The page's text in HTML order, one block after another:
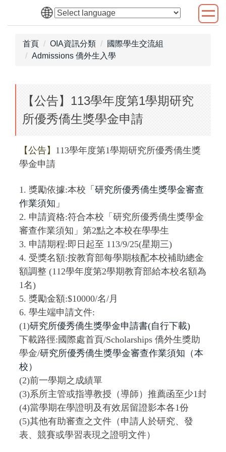
首頁 OIA資訊分類
國際學生交流組
Admissions 僑外生入學
【公告】113學年度第1學期研究
所優秀僑生獎學金申請
【公告】 113學年度第1學期研究所優秀僑生獎
學金申請
1. 獎勵依據:本校 「研究所優秀僑生獎學金審查
作業須知」
2. 申請資格:符合本校「研究所優秀僑生獎學金
審查作業須知」第2點之本校在學學生
3. 申請期程:即日起至 113/9/25(星期三)
4. 受獎名額:按教育部每學期核配本校補助總金
額調整 (112學年度第2學期教育部給本校名額為
1名)
5. 獎勵金額:$10000/名/月
6. 學生端申請文件:
(1)研究所優秀僑生獎學金申請書(自行下載)
下載路徑:國際處首頁/Scholarships 僑外生獎助
學金/研究所優秀僑生獎學金審查作業須知（本
校）
(2)前一學期之成績單
(3)系所主管或指導教授（導師）推薦函至少1封
(4)當學期在學證明及有效居留證影本各1份
(5)其他有助審查之文件（申請人於研究、發
表、競賽或學習表現之證明文件）